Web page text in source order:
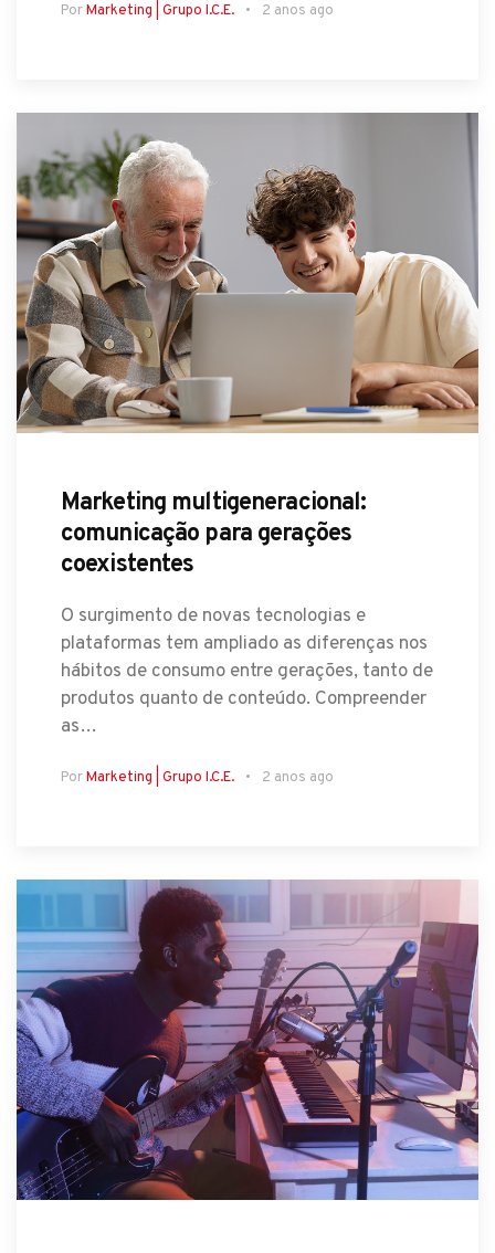
PorMarketing | Grupo I.C.E. 2 anos ago
Marketing multigeneracional:
comunicação para gerações
coexistentes
O surgimento de novas tecnologias e
plataformas tem ampliado as diferenças nos
hábitos de consumo entre gerações, tanto de
produtos quanto de conteúdo. Compreender
as…
PorMarketing | Grupo I.C.E. 2 anos ago